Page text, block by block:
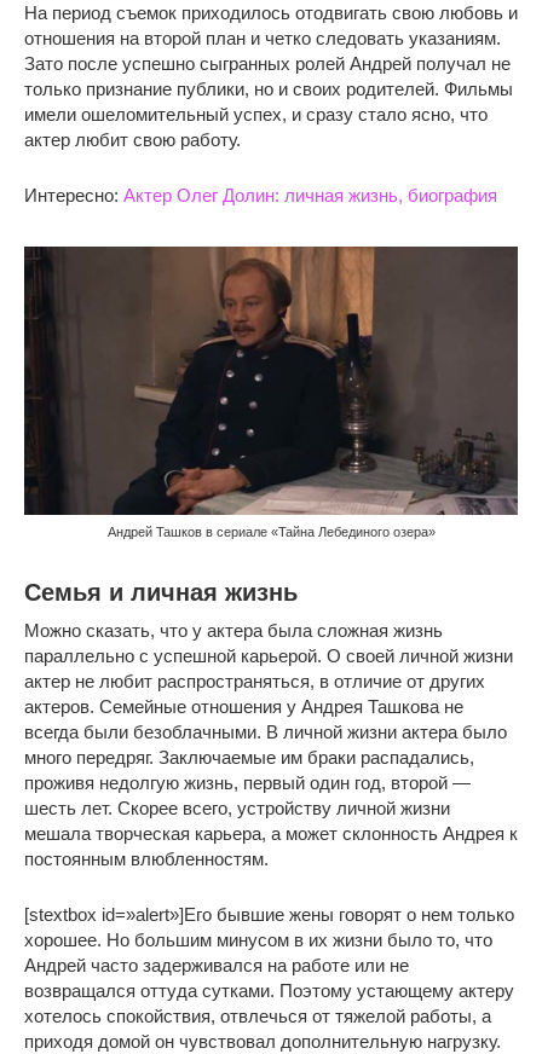
На период съемок приходилось отодвигать свою любовь и
отношения на второй план и четко следовать указаниям.
Зато после успешно сыгранных ролей Андрей получал не
только признание публики, но и своих родителей. Фильмы
имели ошеломительный успех, и сразу стало ясно, что
актер любит свою работу.
Интересно: Актер Олег Долин: личная жизнь, биография
Андрей Ташков в сериале «Тайна Лебединого озера»
Семья и личная жизнь
Можно сказать, что у актера была сложная жизнь
параллельно с успешной карьерой. О своей личной жизни
актер не любит распространяться, в отличие от других
актеров. Семейные отношения у Андрея Ташкова не
всегда были безоблачными. В личной жизни актера было
много передряг. Заключаемые им браки распадались,
проживя недолгую жизнь, первый один год, второй —
шесть лет. Скорее всего, устройству личной жизни
мешала творческая карьера, а может склонность Андрея к
постоянным влюбленностям.
[stextbox id=»alert»]Его бывшие жены говорят о нем только
хорошее. Но большим минусом в их жизни было то, что
Андрей часто задерживался на работе или не
возвращался оттуда сутками. Поэтому устающему актеру
хотелось спокойствия, отвлечься от тяжелой работы, а
приходя домой он чувствовал дополнительную нагрузку.